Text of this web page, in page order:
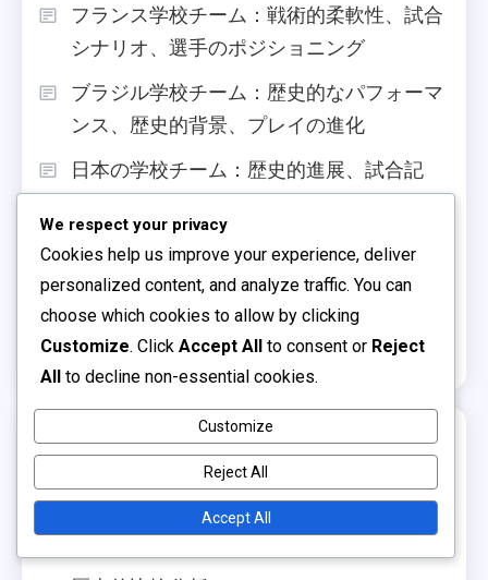
フランス学校チーム：戦術的柔軟性、試合
シナリオ、選手のポジショニング
ブラジル学校チーム：歴史的なパフォーマ
ンス、歴史的背景、プレイの進化
日本の学校チーム：歴史的進展、試合記
メキシコ学校チーム：歴史的比較、選手の
貢献、レガシー分析
オランダ学校チーム：歴史的比較、試合戦
略、選手のパフォーマンス
カテゴリ
チームパフォーマンス分析
マッチ戦略分析
We respect your privacy
Cookies help us improve your experience, deliver
personalized content, and analyze traffic. You can
choose which cookies to allow by clicking
Customize. Click Accept All to consent or Reject
All to decline non-essential cookies.
Customize
Reject All
Accept All